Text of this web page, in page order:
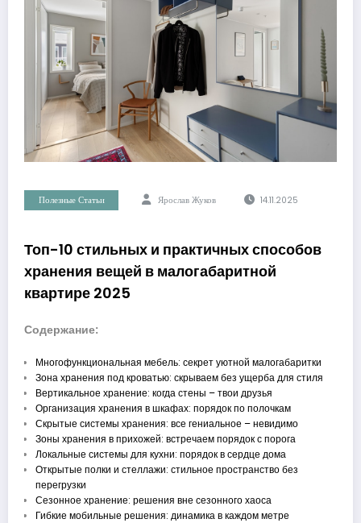
Полезные Статьи Ярослав Жуков 14.11.2025
Топ-10 стильных и практичных способов
хранения вещей в малогабаритной
квартире 2025
Содержание:
Многофункциональная мебель: секрет уютной малогабаритки
Зона хранения под кроватью: скрываем без ущерба для стиля
Вертикальное хранение: когда стены – твои друзья
Организация хранения в шкафах: порядок по полочкам
Скрытые системы хранения: все гениальное – невидимо
Зоны хранения в прихожей: встречаем порядок с порога
Локальные системы для кухни: порядок в сердце дома
Открытые полки и стеллажи: стильное пространство без
перегрузки
Сезонное хранение: решения вне сезонного хаоса
Гибкие мобильные решения: динамика в каждом метре